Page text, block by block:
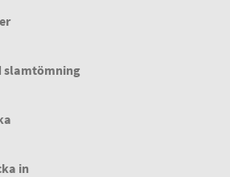
slamtömning
in